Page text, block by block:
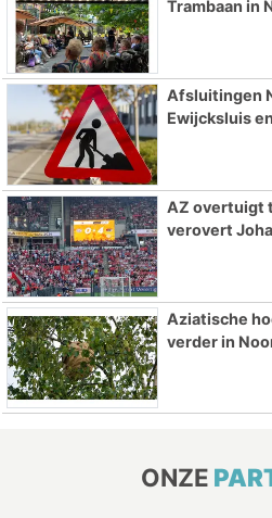
Trambaan in
Afsluitingen
Ewijcksluis
AZ overtuigt
verovert
Aziatische
verder in
ONZE